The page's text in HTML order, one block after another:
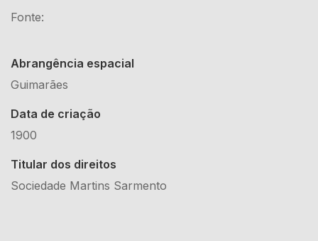
Fonte:
Abrangência espacial
Guimarães
Data de criação
1900
Titular dos direitos
Sociedade Martins Sarmento